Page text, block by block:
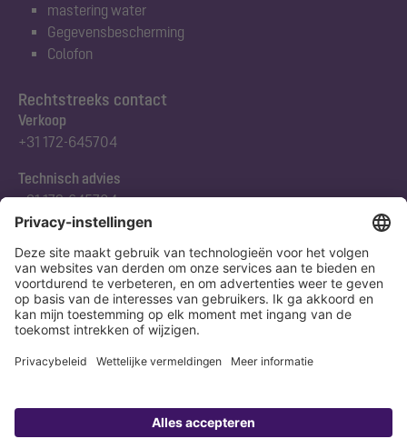
Rechtstreeks contact
Verkoop
+31 172-645704
Technisch advies
+31 172-645704
Abonneert u zich op onze nieuwsbrief
Nu aanmelden
mastering water
Gegevensbescherming
Colofon
Verklaring Colofon